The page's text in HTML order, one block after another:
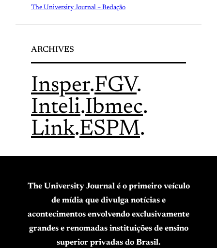
The University Journal – Redação
ARCHIVES
Insper.FGV.
Inteli.Ibmec.
Link.ESPM.
The University Journal é o primeiro veículo
de mídia que divulga notícias e
acontecimentos envolvendo exclusivamente
grandes e renomadas instituições de ensino
superior privadas do Brasil.